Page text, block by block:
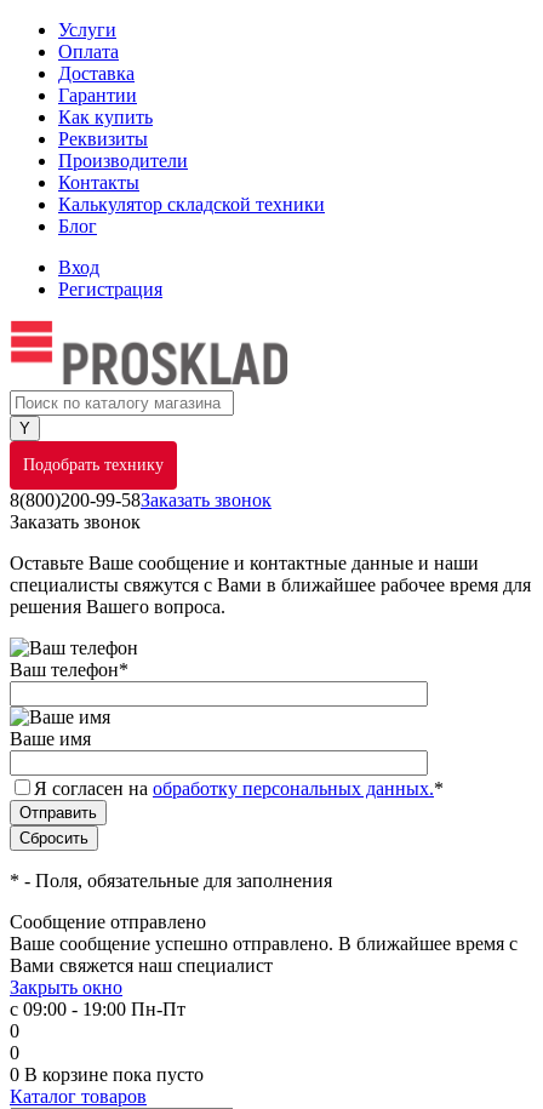
Услуги
Оплата
Доставка
Гарантии
Как купить
Реквизиты
Производители
Контакты
Калькулятор складской техники
Блог
Вход
Регистрация
Подобрать технику
8(800)200-99-58Заказать звонок
Заказать звонок
Оставьте Ваше сообщение и контактные данные и наши
специалисты свяжутся с Вами в ближайшее рабочее время для
решения Вашего вопроса.
Ваш телефон*
Ваше имя
Я согласен на обработку персональных данных.*
* - Поля, обязательные для заполнения
Сообщение отправлено
Ваше сообщение успешно отправлено. В ближайшее время с
Вами свяжется наш специалист
Закрыть окно
с 09:00 - 19:00 Пн-Пт
0
0
0 В корзине пока пусто
Каталог товаров